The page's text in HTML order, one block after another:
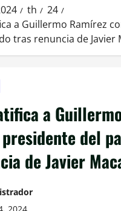
th
24
a Guillermo Ramírez
tras renuncia de Javier
a
del
de Javier